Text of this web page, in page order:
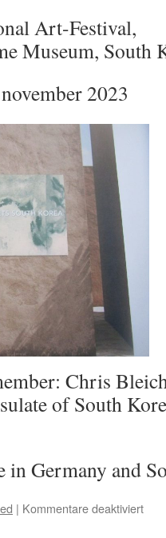
Art-Festival,
Museum, South
2023
Chris
of South
in Germany and
| Kommentare deaktiviertfür